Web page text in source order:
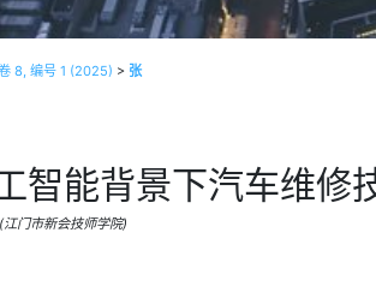
8, 编号 1 (2025) > 张
智能背景下汽车维修
江门市新会技师学院)